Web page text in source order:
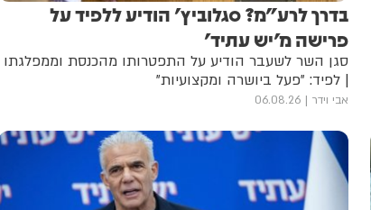
בדרך לרע"מ? סגלוביץ' הודיע ללפיד על
פרישה מ'יש עתיד'
סגן השר לשעבר הודיע על התפטרותו מהכנסת וממפלגתו
| לפיד: "פעל ביושרה ומקצועיות"
אבי וידר 06.08.26